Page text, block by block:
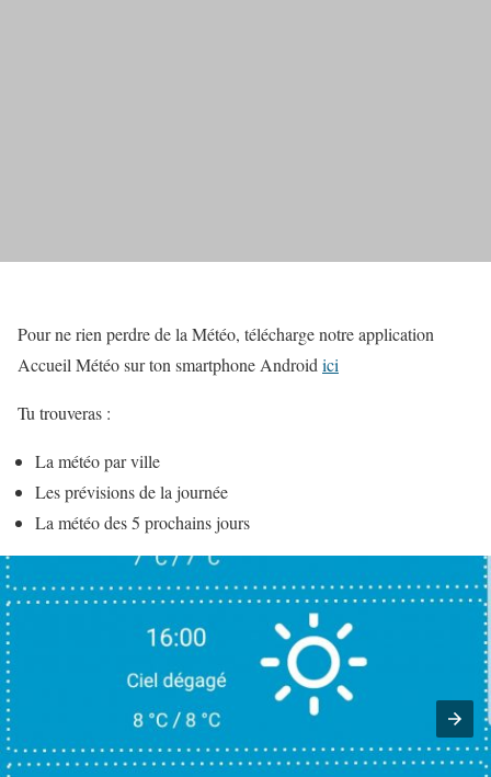
Pour ne rien perdre de la Météo, télécharge notre application
Accueil Météo sur ton smartphone Android ici
Tu trouveras :
La météo par ville
Les prévisions de la journée
La météo des 5 prochains jours